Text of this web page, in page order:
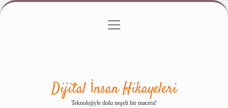
Gizlilik Politikası
menüyü
Dijital İnsan Hikayeleri
Teknolojiyle dolu neşeli bir macera!